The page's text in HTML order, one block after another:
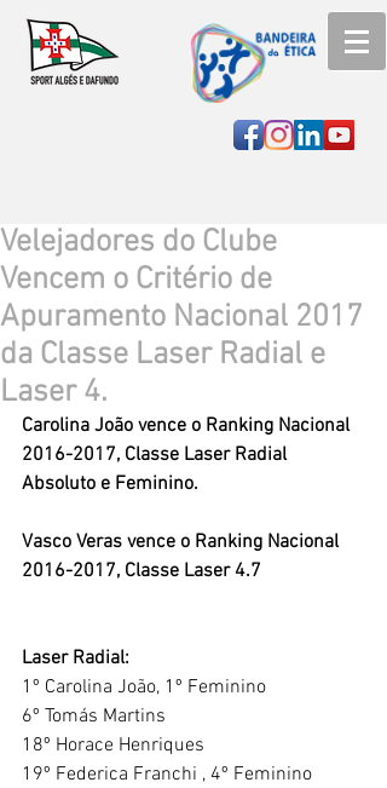
Velejadores do Clube
Vencem o Critério de
Apuramento Nacional 2017
da Classe Laser Radial e
Laser 4.
Carolina João vence o Ranking Nacional
2016-2017, Classe Laser Radial
Absoluto e Feminino.
Vasco Veras vence o Ranking Nacional
2016-2017, Classe Laser 4.7
Laser Radial:
1º Carolina João, 1º Feminino
6º Tomás Martins
18º Horace Henriques
19º Federica Franchi , 4º Feminino